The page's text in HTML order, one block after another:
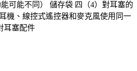
可能不同） 儲存袋 四（4）對耳塞的
機、線控式遙控器和麥克風使用同一
耳塞配件